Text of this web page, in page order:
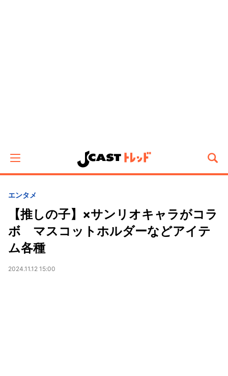
エンタメ
【推しの子】×サンリオキャラがコラ
ボ マスコットホルダーなどアイテ
ム各種
2024.11.12 15:00